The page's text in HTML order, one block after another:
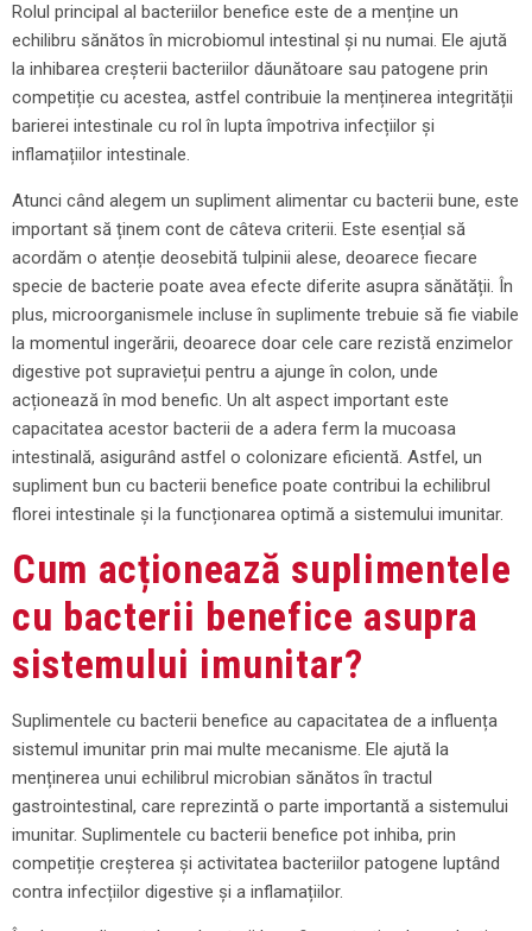
Rolul principal al bacteriilor benefice este de a menține un
echilibru sănătos în microbiomul intestinal și nu numai. Ele ajută
la inhibarea creșterii bacteriilor dăunătoare sau patogene prin
competiție cu acestea, astfel contribuie la menținerea integrității
barierei intestinale cu rol în lupta împotriva infecțiilor și
inflamațiilor intestinale.
Atunci când alegem un supliment alimentar cu bacterii bune, este
important să ținem cont de câteva criterii. Este esențial să
acordăm o atenție deosebită tulpinii alese, deoarece fiecare
specie de bacterie poate avea efecte diferite asupra sănătății. În
plus, microorganismele incluse în suplimente trebuie să fie viabile
la momentul ingerării, deoarece doar cele care rezistă enzimelor
digestive pot supraviețui pentru a ajunge în colon, unde
acționează în mod benefic. Un alt aspect important este
capacitatea acestor bacterii de a adera ferm la mucoasa
intestinală, asigurând astfel o colonizare eficientă. Astfel, un
supliment bun cu bacterii benefice poate contribui la echilibrul
florei intestinale și la funcționarea optimă a sistemului imunitar.
Cum acționează suplimentele
cu bacterii benefice asupra
sistemului imunitar?
Suplimentele cu bacterii benefice au capacitatea de a influența
sistemul imunitar prin mai multe mecanisme. Ele ajută la
menținerea unui echilibrul microbian sănătos în tractul
gastrointestinal, care reprezintă o parte importantă a sistemului
imunitar. Suplimentele cu bacterii benefice pot inhiba, prin
competiție creșterea și activitatea bacteriilor patogene luptând
contra infecțiilor digestive și a inflamațiilor.